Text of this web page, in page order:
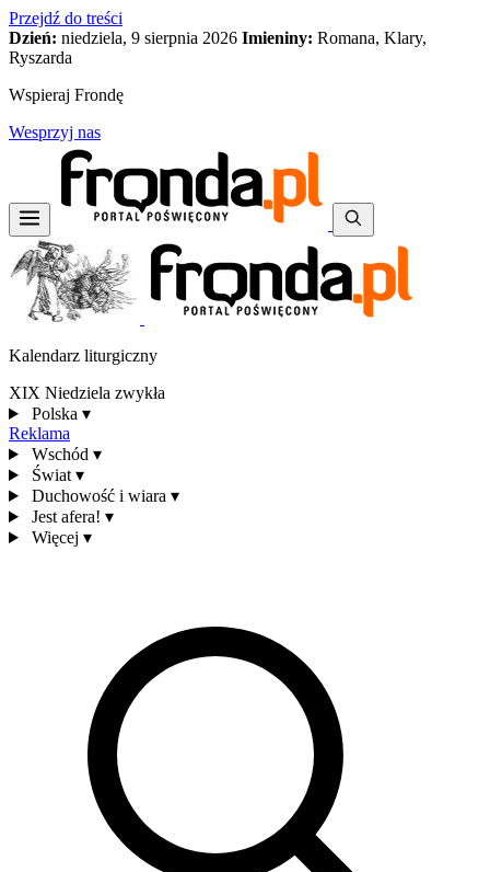
Przejdź do treści
Dzień: niedziela, 9 sierpnia 2026 Imieniny: Romana, Klary,
Ryszarda
Wspieraj Frondę
Wesprzyj nas
Kalendarz liturgiczny
XIX Niedziela zwykła
Polska ▾
Reklama
Wschód ▾
Świat ▾
Duchowość i wiara ▾
Jest afera! ▾
Więcej ▾